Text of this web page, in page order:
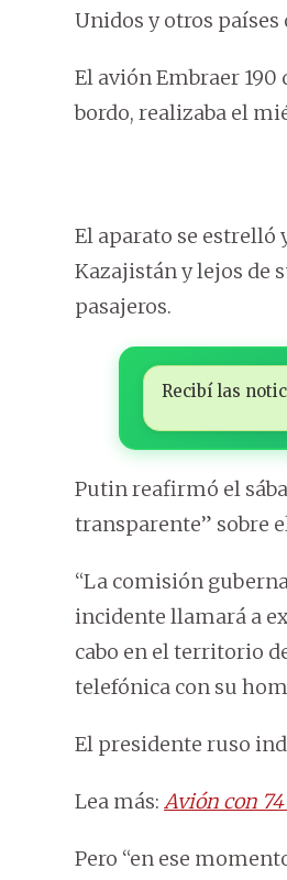
Unidos y otros países
El avión Embraer
bordo, realizaba el
El aparato se estrelló
Kazajistán y lejos de
pasajeros.
Recibí las
Putin reafirmó el
transparente” sobre
“La comisión
incidente llamará a
cabo en el territorio
telefónica con su
El presidente ruso
Lea más: Avión con
Pero “en ese